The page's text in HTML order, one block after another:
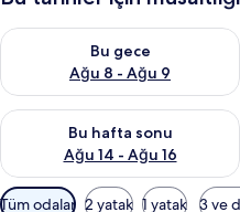
Bu gece
Ağu 8 - Ağu 9
Bu gece için müsaitliği kontrol
Bu hafta sonu
Ağu 14 - Ağu 16
Bu hafta sonu için müsaitliği
Odalar
Tüm odalar 2 yatak 1 yatak 3 ve